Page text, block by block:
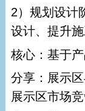
2）规划设计
设计、提升
核心：基于
分享：展示
展示区市场